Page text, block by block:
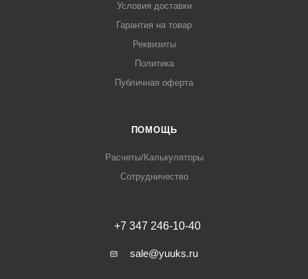
Условия доставки
Гарантия на товар
Реквизиты
Политика
Публичная оферта
ПОМОЩЬ
Расчеты/Калькуляторы
Сотрудничество
+7 347 246-10-40
sale@yuuks.ru